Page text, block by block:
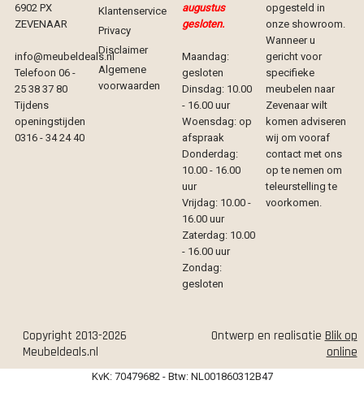
6902 PX
ZEVENAAR
info@meubeldeals.nl
Telefoon 06 -
25 38 37 80
Tijdens
openingstijden
0316 - 34 24 40
Klantenservice
Privacy
Disclaimer
Algemene
voorwaarden
augustus
gesloten.
Maandag:
gesloten
Dinsdag: 10.00
- 16.00 uur
Woensdag: op
afspraak
Donderdag:
10.00 - 16.00
uur
Vrijdag: 10.00 -
16.00 uur
Zaterdag: 10.00
- 16.00 uur
Zondag:
gesloten
opgesteld in
onze showroom.
Wanneer u
gericht voor
specifieke
meubelen naar
Zevenaar wilt
komen adviseren
wij om vooraf
contact met ons
op te nemen om
teleurstelling te
voorkomen.
Copyright 2013-2026
Meubeldeals.nl
Ontwerp en realisatie Blik op
online
KvK: 70479682 - Btw: NL001860312B47